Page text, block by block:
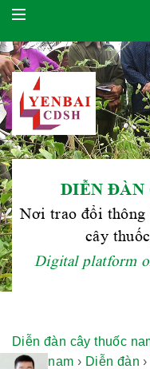
DIỄN ĐÀN
Nơi trao đổi
cây
Digital platform
Diễn đàn cây thuốc
thuốc nam › Diễn đàn ›
Hội